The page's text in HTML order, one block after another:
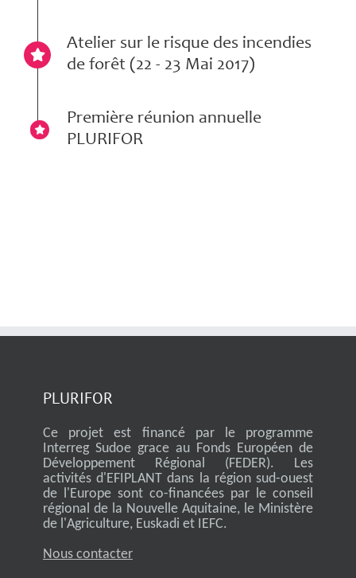
Atelier sur le risque des incendies
de forêt (22 - 23 Mai 2017)
Première réunion annuelle
PLURIFOR
PLURIFOR
Ce projet est financé par le programme
Interreg Sudoe grace au Fonds Européen de
Développement Régional (FEDER). Les
activités d'EFIPLANT dans la région sud-ouest
de l'Europe sont co-financées par le conseil
régional de la Nouvelle Aquitaine, le Ministère
de l'Agriculture, Euskadi et IEFC.
Nous contacter